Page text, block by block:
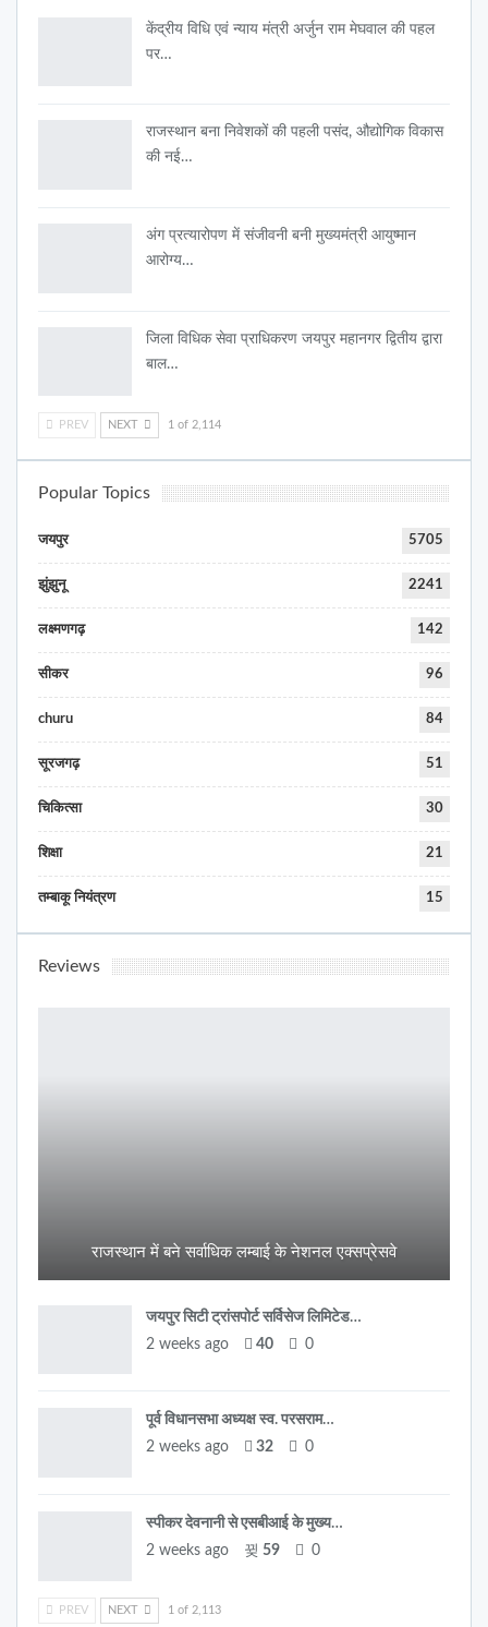
केंद्रीय विधि एवं न्याय मंत्री अर्जुन राम मेघवाल की पहल
पर…
राजस्थान बना निवेशकों की पहली पसंद, औद्योगिक विकास
की नई…
अंग प्रत्यारोपण में संजीवनी बनी मुख्यमंत्री आयुष्मान
आरोग्य…
जिला विधिक सेवा प्राधिकरण जयपुर महानगर द्वितीय द्वारा
बाल…
PREV NEXT 1 of 2,114
Popular Topics
जयपुर 5705
झुंझुनू 2241
लक्ष्मणगढ़ 142
सीकर 96
churu 84
सूरजगढ़ 51
चिकित्सा 30
शिक्षा 21
तम्बाकू नियंत्रण 15
Reviews
राजस्थान में बने सर्वाधिक लम्बाई के नेशनल एक्सप्रेसवे
जयपुर सिटी ट्रांसपोर्ट सर्विसेज लिमिटेड…
2 weeks ago
40 0
पूर्व विधानसभा अध्यक्ष स्व. परसराम…
2 weeks ago
32 0
स्पीकर देवनानी से एसबीआई के मुख्य…
2 weeks ago
59 0
PREV NEXT 1 of 2,113